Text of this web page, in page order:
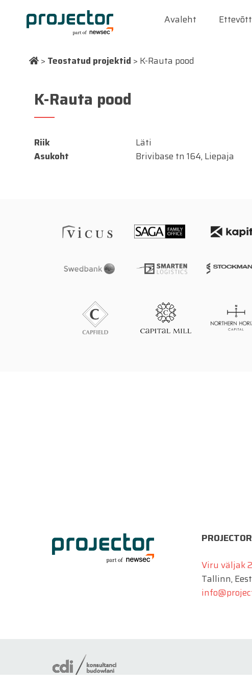
Avaleht
> Teostatud projektid > K-Rauta pood
K-Rauta pood
Riik
Läti
Asukoht
Brivibase tn 164, Liepaja
Viru väljak 2
Tallinn,